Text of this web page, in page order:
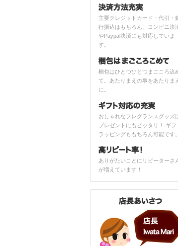
主要クレジットカード・代引・
行振込はもちろん、コンビニ決
やPaypal決済にも対応していま
す。
梱包はひとつひとつまごころ込
て。あたりまえの事をあたりまえ
に。
おしゃれなフレグランスグッズ
プレゼントにもピッタリ！ ギフ
ラッピングももちろん可能です。
ありがたいことにリピーターさん
が増えています！